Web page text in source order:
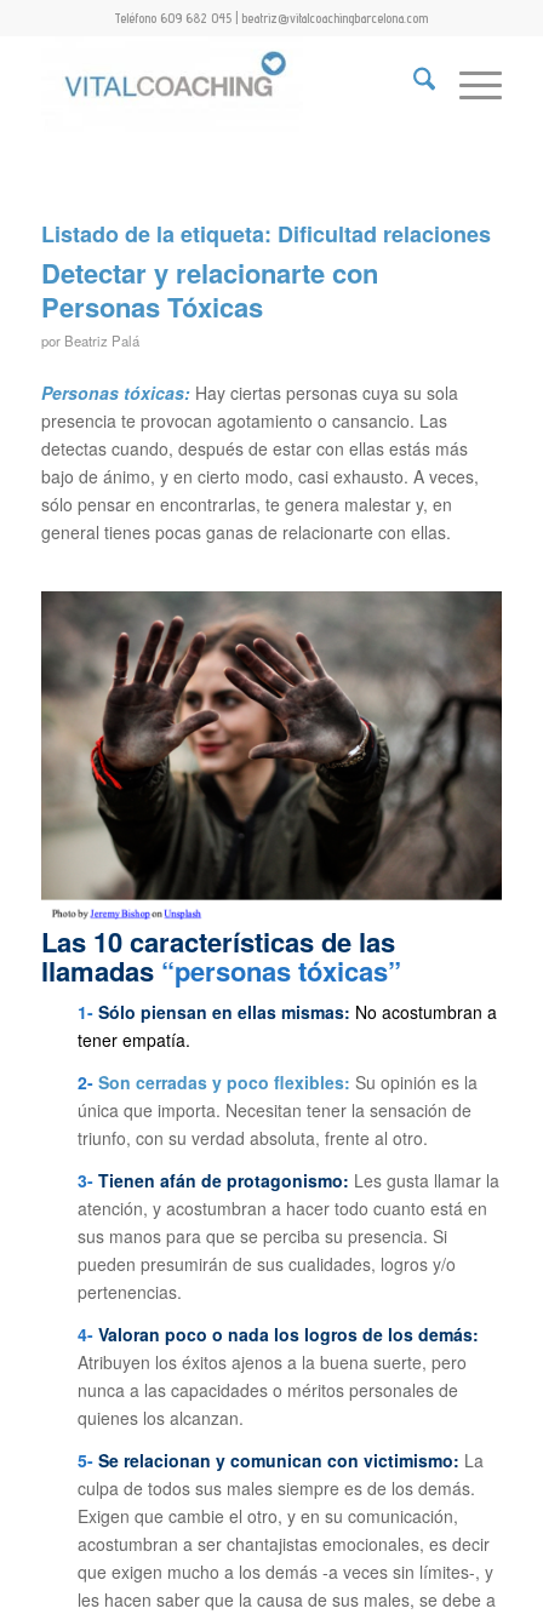
Teléfono 609 682 045 | beatriz@vitalcoachingbarcelona.com
Listado de la etiqueta: Dificultad relaciones
Detectar y relacionarte con
Personas Tóxicas
por Beatriz Palá
Personas tóxicas: Hay ciertas personas cuya su sola
presencia te provocan agotamiento o cansancio. Las
detectas cuando, después de estar con ellas estás más
bajo de ánimo, y en cierto modo, casi exhausto. A veces,
sólo pensar en encontrarlas, te genera malestar y, en
general tienes pocas ganas de relacionarte con ellas.
Las 10 características de las
llamadas “personas tóxicas”
1- Sólo piensan en ellas mismas: No acostumbran a
tener empatía.
2-Son cerradas y poco flexibles: Su opinión es la
única que importa. Necesitan tener la sensación de
triunfo, con su verdad absoluta, frente al otro.
3- Tienen afán de protagonismo: Les gusta llamar la
atención, y acostumbran a hacer todo cuanto está en
sus manos para que se perciba su presencia. Si
pueden presumirán de sus cualidades, logros y/o
pertenencias.
4- Valoran poco o nada los logros de los demás:
Atribuyen los éxitos ajenos a la buena suerte, pero
nunca a las capacidades o méritos personales de
quienes los alcanzan.
5-Se relacionan y comunican con victimismo: La
culpa de todos sus males siempre es de los demás.
Exigen que cambie el otro, y en su comunicación,
acostumbran a ser chantajistas emocionales, es decir
que exigen mucho a los demás -a veces sin límites-, y
les hacen saber que la causa de sus males, se debe a